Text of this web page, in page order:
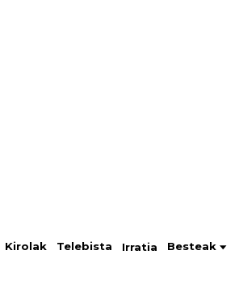
Kirolak Telebista Irratia Besteak